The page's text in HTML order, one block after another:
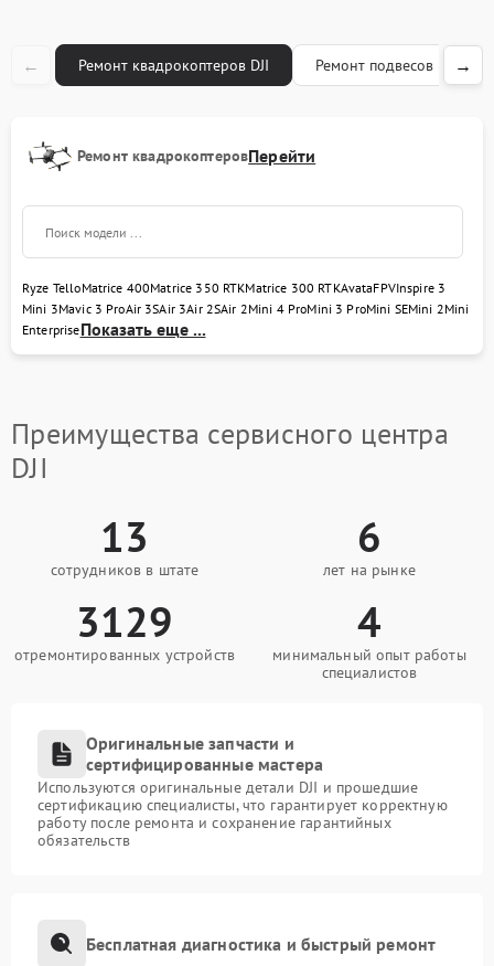
← Ремонт квадрокоптеров DJI Ремонт подвесов DJI →
Ремонт квадрокоптеровПерейти
Ryze TelloMatrice 400Matrice 350 RTKMatrice 300 RTKAvataFPVInspire 3
Mini 3Mavic 3 ProAir 3SAir 3Air 2SAir 2Mini 4 ProMini 3 ProMini SEMini 2Mini
EnterpriseПоказать еще ...
Преимущества сервисного центра
DJI
13
сотрудников в штате
6
лет на рынке
3129
отремонтированных устройств
4
минимальный опыт работы
специалистов
Оригинальные запчасти и
сертифицированные мастера
Используются оригинальные детали DJI и прошедшие
сертификацию специалисты, что гарантирует корректную
работу после ремонта и сохранение гарантийных
обязательств
Бесплатная диагностика и быстрый ремонт